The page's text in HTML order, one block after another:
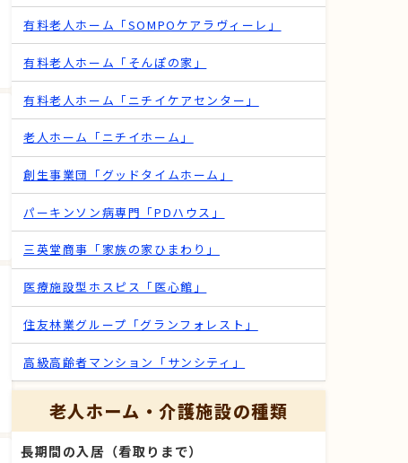
有料老人ホーム「SOMPOケアラヴィーレ」
有料老人ホーム「そんぽの家」
有料老人ホーム「ニチイケアセンター」
老人ホーム「ニチイホーム」
創生事業団「グッドタイムホーム」
パーキンソン病専門「PDハウス」
三英堂商事「家族の家ひまわり」
医療施設型ホスピス「医心館」
住友林業グループ「グランフォレスト」
高級高齢者マンション「サンシティ」
老人ホーム・介護施設の種類
長期間の入居（看取りまで）